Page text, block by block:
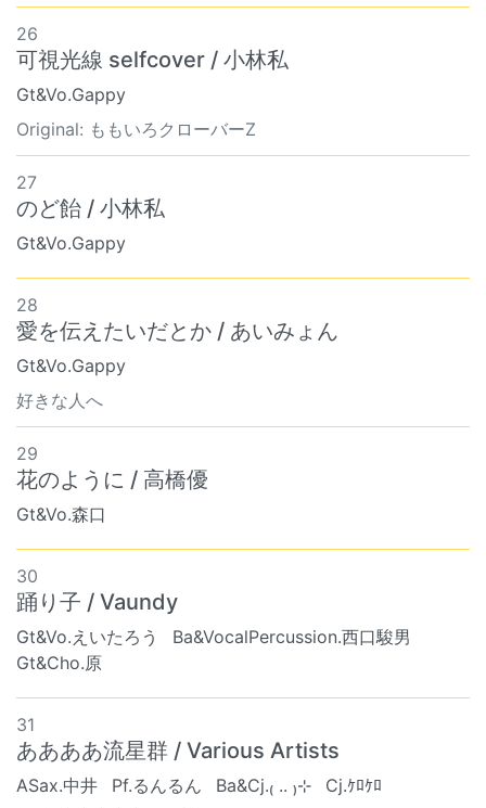
26
可視光線 selfcover / 小林私
Gt&Vo.Gappy
Original: ももいろクローバーZ
27
のど飴 / 小林私
Gt&Vo.Gappy
28
愛を伝えたいだとか / あいみょん
Gt&Vo.Gappy
好きな人へ
29
花のように / 高橋優
Gt&Vo.森口
30
踊り子 / Vaundy
Gt&Vo.えいたろう
Ba&VocalPercussion.西口駿男
Gt&Cho.原
31
ああああ流星群 / Various Artists
ASax.中井 Pf.るんるん Ba&Cj.₍ .. ₎⊹
Cj.ｹﾛｹﾛ